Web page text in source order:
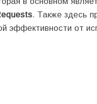
. Также здесь
эффективности от